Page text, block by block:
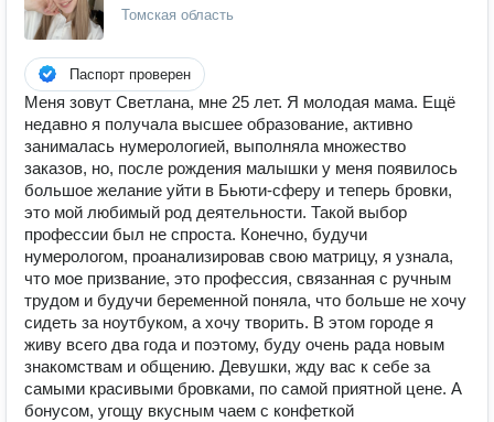
Томская область
Паспорт проверен
Меня зовут Светлана, мне 25 лет. Я молодая мама. Ещё
недавно я получала высшее образование, активно
занималась нумерологией, выполняла множество
заказов, но, после рождения малышки у меня появилось
большое желание уйти в Бьюти-сферу и теперь бровки,
это мой любимый род деятельности. Такой выбор
профессии был не спроста. Конечно, будучи
нумерологом, проанализировав свою матрицу, я узнала,
что мое призвание, это профессия, связанная с ручным
трудом и будучи беременной поняла, что больше не хочу
сидеть за ноутбуком, а хочу творить. В этом городе я
живу всего два года и поэтому, буду очень рада новым
знакомствам и общению. Девушки, жду вас к себе за
самыми красивыми бровками, по самой приятной цене. А
бонусом, угощу вкусным чаем с конфеткой